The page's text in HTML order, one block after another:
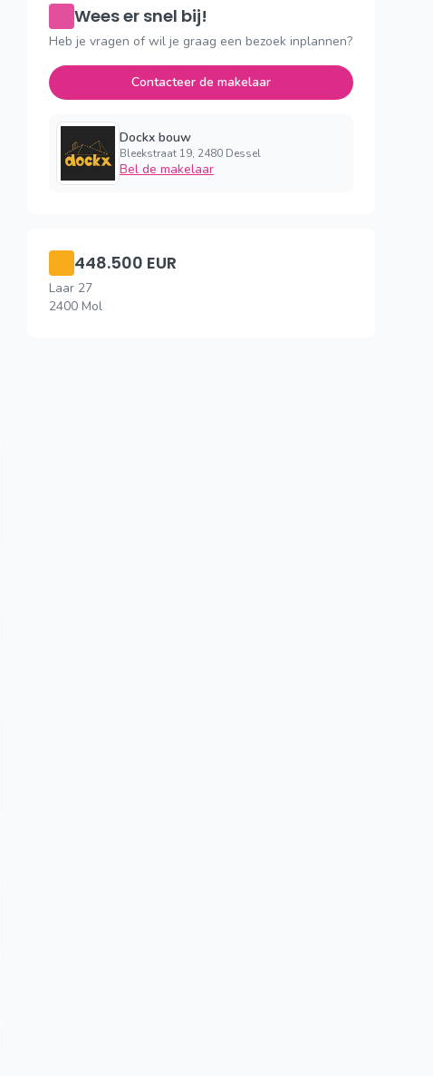
Wees er snel bij!
Heb je vragen of wil je graag een bezoek inplannen?
Contacteer de makelaar
Dockx bouw
Bleekstraat 19, 2480 Dessel
Bel de makelaar
448.500 EUR
Laar 27
2400 Mol